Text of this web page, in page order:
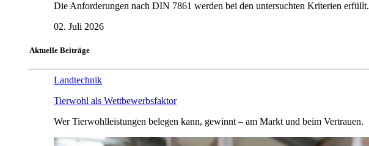
Die Anforderungen nach DIN 7861 werden bei den untersuchten Kriterien erfüllt.
02. Juli 2026
Aktuelle Beiträge
Landtechnik
Tierwohl als Wettbewerbsfaktor
Wer Tierwohlleistungen belegen kann, gewinnt – am Markt und beim Vertrauen.